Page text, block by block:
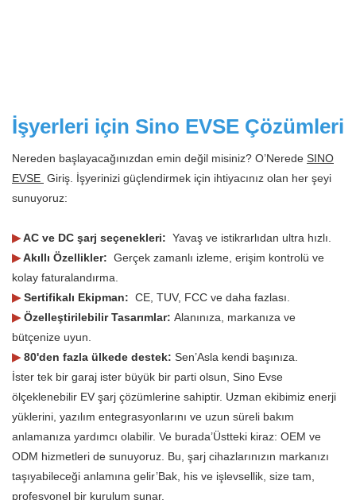
İşyerleri için Sino EVSE Çözümleri
Nereden başlayacağınızdan emin değil misiniz? O’Nerede SINO
EVSE Giriş. İşyerinizi güçlendirmek için ihtiyacınız olan her şeyi
sunuyoruz:
▶AC ve DC şarj seçenekleri: Yavaş ve istikrarlıdan ultra hızlı.
▶Akıllı Özellikler: Gerçek zamanlı izleme, erişim kontrolü ve
kolay faturalandırma.
▶Sertifikalı Ekipman: CE, TUV, FCC ve daha fazlası.
▶Özelleştirilebilir Tasarımlar: Alanınıza, markanıza ve
bütçenize uyun.
▶80'den fazla ülkede destek: Sen’Asla kendi başınıza.
İster tek bir garaj ister büyük bir parti olsun, Sino Evse
ölçeklenebilir EV şarj çözümlerine sahiptir. Uzman ekibimiz enerji
yüklerini, yazılım entegrasyonlarını ve uzun süreli bakım
anlamanıza yardımcı olabilir. Ve burada’Üstteki kiraz: OEM ve
ODM hizmetleri de sunuyoruz. Bu, şarj cihazlarınızın markanızı
taşıyabileceği anlamına gelir’Bak, his ve işlevsellik, size tam,
profesyonel bir kurulum sunar.